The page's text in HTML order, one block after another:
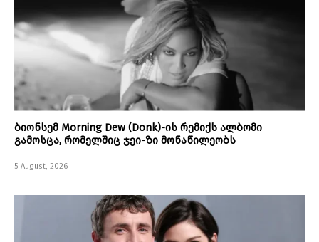
ბიონსემ Morning Dew (Donk)-ის რემიქს ალბომი
გამოსცა, რომელშიც ჯეი-ზი მონაწილეობს
5 August, 2026